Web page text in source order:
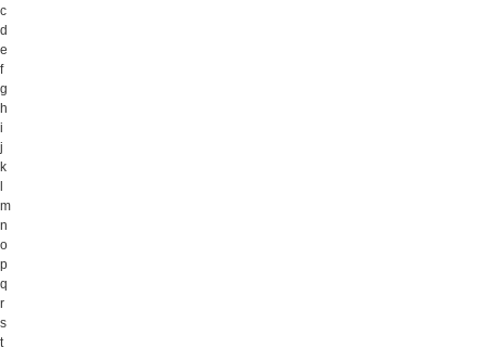
c
d
e
f
g
h
i
j
k
m
n
o
p
q
r
s
t